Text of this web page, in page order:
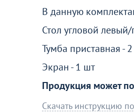
В данную
Стол угловой
Тумба приставная -
Экран - 1 шт
Продукция может
Скачать инструкцию